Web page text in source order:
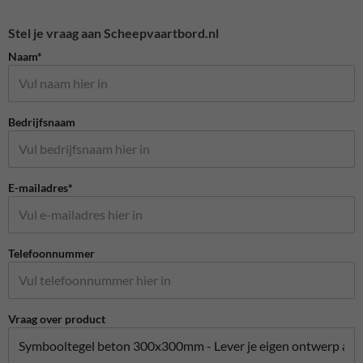
Stel je vraag aan Scheepvaartbord.nl
Naam*
Bedrijfsnaam
E-mailadres*
Telefoonnummer
Vraag over product